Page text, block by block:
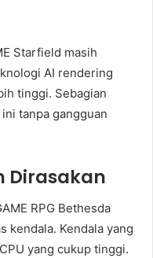
Starfield masih
AI rendering
tinggi. Sebagian
tanpa gangguan
Dirasakan
RPG Bethesda
kendala. Kendala yang
yang cukup tinggi.